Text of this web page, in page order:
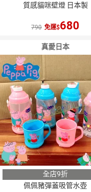
質感貓咪壁燈 日本製
790 免運 680
真愛日本
全店9折
佩佩豬彈蓋吸管水壺